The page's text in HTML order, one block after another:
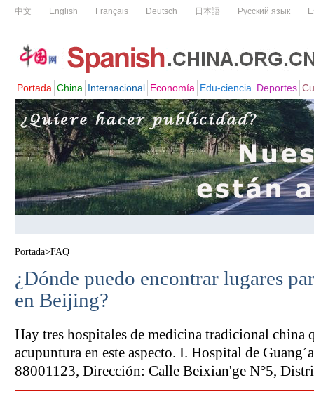
Portada>FAQ
¿Dónde puedo encontrar lugares
en Beijing?
Hay tres hospitales de medicina tradicional china
acupuntura en este aspecto. I. Hospital de
88001123, Dirección: Calle Beixian'ge N°5,